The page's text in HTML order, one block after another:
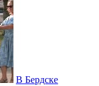
В Бердске